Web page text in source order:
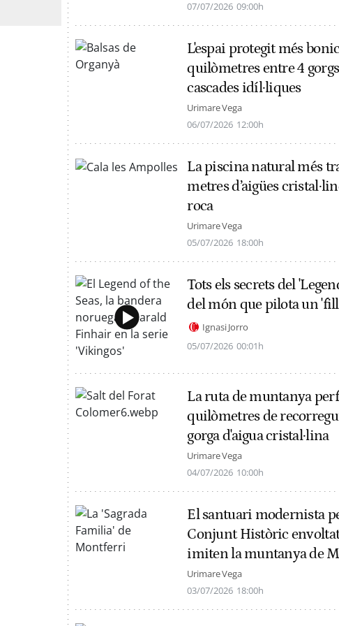
07/07/2026 09:00h
L'espai protegit més
quilòmetres entre 4
cascades idíl·liques
Urimare Vega
06/07/2026 12:00h
La piscina natural més
metres d’aigües
roca
Urimare Vega
05/07/2026 18:00h
Tots els secrets del
del món que pilota un
Ignasi Jorro
05/07/2026 00:01h
La ruta de muntanya
quilòmetres de
gorga d'aigua cristal·lina
Urimare Vega
04/07/2026 10:00h
El santuari modernista
Conjunt Històric
imiten la muntanya de
Urimare Vega
03/07/2026 18:00h